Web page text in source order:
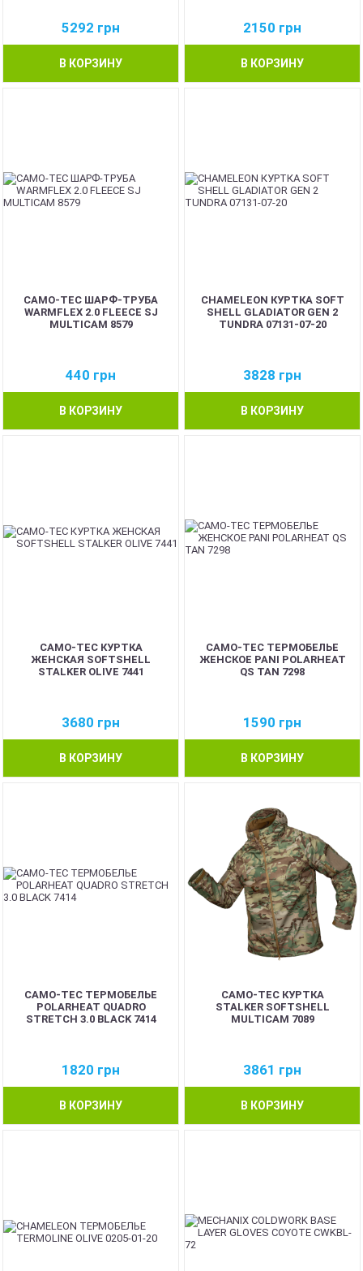
5292 грн
В КОРЗИНУ
2150 грн
В КОРЗИНУ
CAMO-TEC ШАРФ-ТРУБА
WARMFLEX 2.0 FLEECE SJ
MULTICAM 8579
440 грн
В КОРЗИНУ
CHAMELEON КУРТКА SOFT
SHELL GLADIATOR GEN 2
TUNDRA 07131-07-20
3828 грн
В КОРЗИНУ
CAMO-TEC КУРТКА
ЖЕНСКАЯ SOFTSHELL
STALKER OLIVE 7441
3680 грн
В КОРЗИНУ
CAMO-TEC ТЕРМОБЕЛЬЕ
ЖЕНСКОЕ PANI POLARHEAT
QS TAN 7298
1590 грн
В КОРЗИНУ
CAMO-TEC ТЕРМОБЕЛЬЕ
POLARHEAT QUADRO
STRETCH 3.0 BLACK 7414
1820 грн
В КОРЗИНУ
CAMO-TEC КУРТКА
STALKER SOFTSHELL
MULTICAM 7089
3861 грн
В КОРЗИНУ